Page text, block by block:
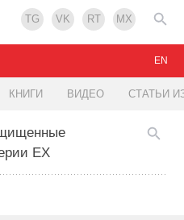
TG VK RT MX
КНИГИ ВИДЕО СТАТЬИ
EN
EX